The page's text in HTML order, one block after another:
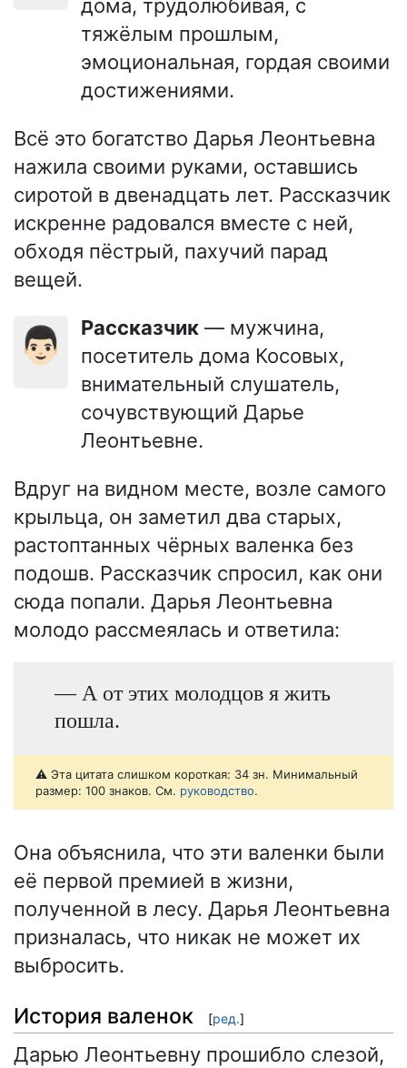
дома, трудолюбивая, с
тяжёлым прошлым,
эмоциональная, гордая своими
достижениями.
Всё это богатство Дарья Леонтьевна
нажила своими руками, оставшись
сиротой в двенадцать лет. Рассказчик
искренне радовался вместе с ней,
обходя пёстрый, пахучий парад
вещей.
👨🏻 Рассказчик — мужчина,
посетитель дома Косовых,
внимательный слушатель,
сочувствующий Дарье
Леонтьевне.
Вдруг на видном месте, возле самого
крыльца, он заметил два старых,
растоптанных чёрных валенка без
подошв. Рассказчик спросил, как они
сюда попали. Дарья Леонтьевна
молодо рассмеялась и ответила:
— А от этих молодцов я жить
пошла.
⚠️ Эта цитата слишком короткая: 34 зн. Минимальный
размер: 100 знаков. См. руководство.
Она объяснила, что эти валенки были
её первой премией в жизни,
полученной в лесу. Дарья Леонтьевна
призналась, что никак не может их
выбросить.
История валенок [ред.]
Дарью Леонтьевну прошибло слезой,